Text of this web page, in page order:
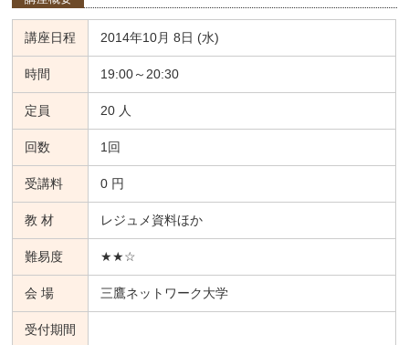
講座日程 2014年10月 8日 (水)
時間 19:00～20:30
定員 20 人
回数 1回
受講料 0 円
教 材 レジュメ資料ほか
難易度 ★★☆
会 場 三鷹ネットワーク大学
受付期間